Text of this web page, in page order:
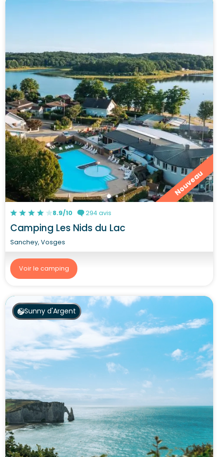
Nouveau
8.9/10 294 avis
Camping Les Nids du Lac
Sanchey, Vosges
Voir le camping
Sunny d'Argent